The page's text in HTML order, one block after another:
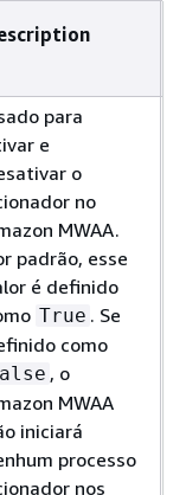
para
e
o
no
MWAA.
padrão, esse
é definido
True . Se
como
, o
MWAA
iniciará
processo
nos